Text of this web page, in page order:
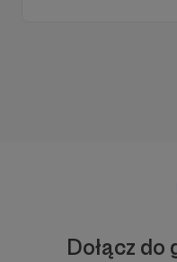
Dołącz